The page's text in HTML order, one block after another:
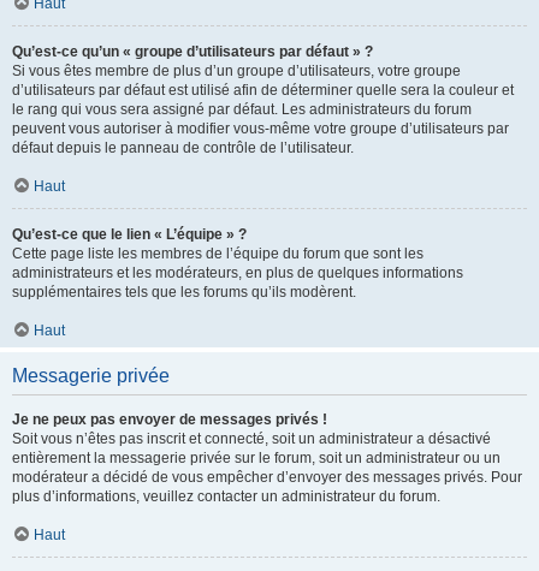
Haut
Qu’est-ce qu’un « groupe d’utilisateurs par défaut » ?
Si vous êtes membre de plus d’un groupe d’utilisateurs, votre groupe
d’utilisateurs par défaut est utilisé afin de déterminer quelle sera la couleur et
le rang qui vous sera assigné par défaut. Les administrateurs du forum
peuvent vous autoriser à modifier vous-même votre groupe d’utilisateurs par
défaut depuis le panneau de contrôle de l’utilisateur.
Haut
Qu’est-ce que le lien « L’équipe » ?
Cette page liste les membres de l’équipe du forum que sont les
administrateurs et les modérateurs, en plus de quelques informations
supplémentaires tels que les forums qu’ils modèrent.
Haut
Messagerie privée
Je ne peux pas envoyer de messages privés !
Soit vous n’êtes pas inscrit et connecté, soit un administrateur a désactivé
entièrement la messagerie privée sur le forum, soit un administrateur ou un
modérateur a décidé de vous empêcher d’envoyer des messages privés. Pour
plus d’informations, veuillez contacter un administrateur du forum.
Haut